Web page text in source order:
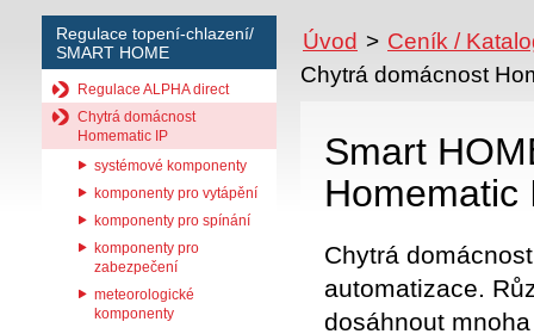
Regulace topení-chlazení/
SMART HOME
Regulace ALPHA direct
Chytrá domácnost
Homematic IP
systémové komponenty
komponenty pro vytápění
komponenty pro spínání
komponenty pro
zabezpečení
meteorologické
komponenty
Úvod > Ceník /
Chytrá domácnost
Smart
Homematic
Chytrá
automatizace.
dosáhnout